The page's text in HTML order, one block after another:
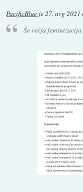
PacificBlue je27. avg
Še večja